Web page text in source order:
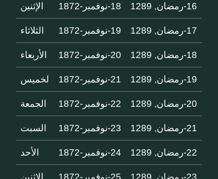
16-رمضان, 1289 18-نوفمبر-1872 الإثنين
17-رمضان, 1289 19-نوفمبر-1872 الثلاثاء
18-رمضان, 1289 20-نوفمبر-1872 الأربعاء
19-رمضان, 1289 21-نوفمبر-1872 لخميس
20-رمضان, 1289 22-نوفمبر-1872 الجمعة
21-رمضان, 1289 23-نوفمبر-1872 السبت
22-رمضان, 1289 24-نوفمبر-1872 الأحد
23-رمضان, 1289 25-نوفمبر-1872 الإثنين